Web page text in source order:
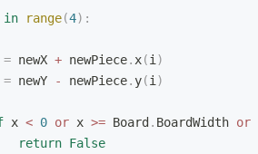
in range(4):
= newX + newPiece. x(i )
= newY - newPiece. y(i )
x < 0 or x >= Board . BoardWidth or
return
False